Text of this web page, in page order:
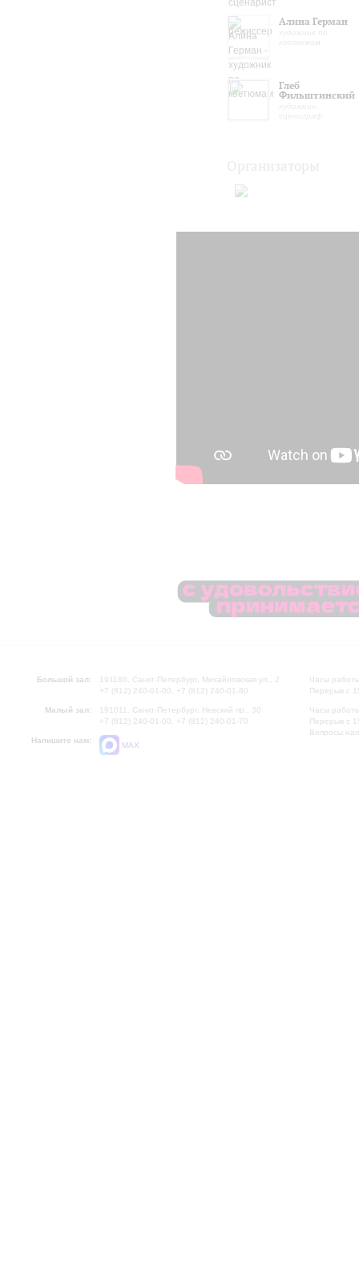
Алина Герман
Глеб
Фильштинский
Большой зал:
191186, Санкт-Петербург, Михайловская ул., 2
+7 (812) 240-01-00, +7 (812) 240-01-80
Малый зал:
191011, Санкт-Петербург, Невский пр., 30
+7 (812) 240-01-00, +7 (812) 240-01-70
Напишите нам:
MAX
Часы
Перерыв с
Часы
Перерыв с
Вопросы